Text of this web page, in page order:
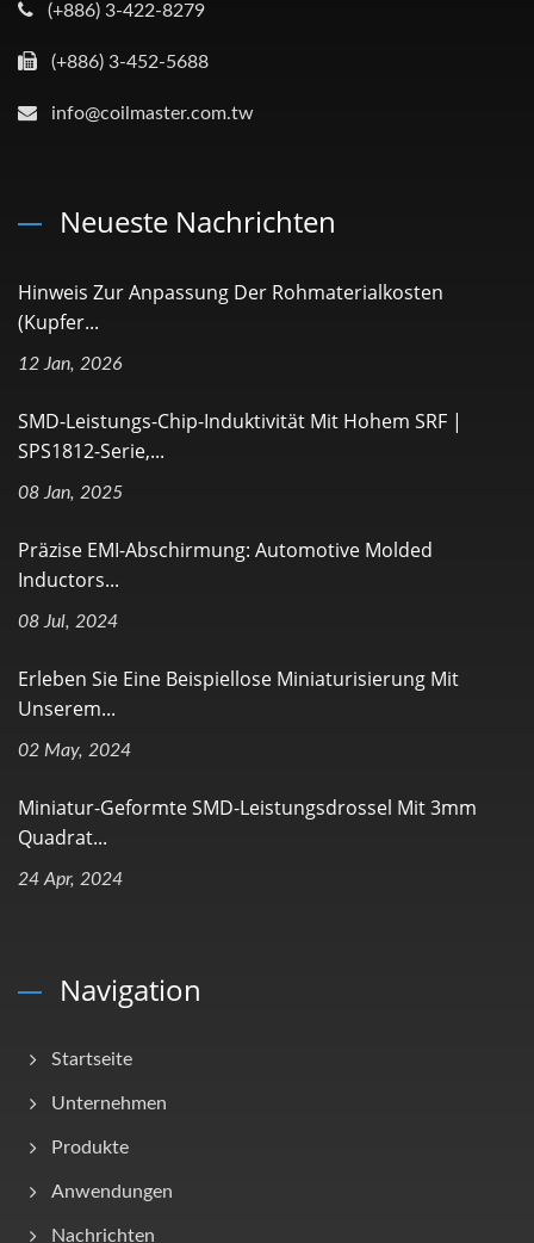
(+886) 3-422-8279
(+886) 3-452-5688
info@coilmaster.com.tw
Neueste Nachrichten
Hinweis Zur Anpassung Der Rohmaterialkosten
(Kupfer...
12 Jan, 2026
SMD-Leistungs-Chip-Induktivität Mit Hohem SRF |
SPS1812-Serie,...
08 Jan, 2025
Präzise EMI-Abschirmung: Automotive Molded
Inductors...
08 Jul, 2024
Erleben Sie Eine Beispiellose Miniaturisierung Mit
Unserem...
02 May, 2024
Miniatur-Geformte SMD-Leistungsdrossel Mit 3mm
Quadrat...
24 Apr, 2024
Navigation
Startseite
Unternehmen
Produkte
Anwendungen
Nachrichten